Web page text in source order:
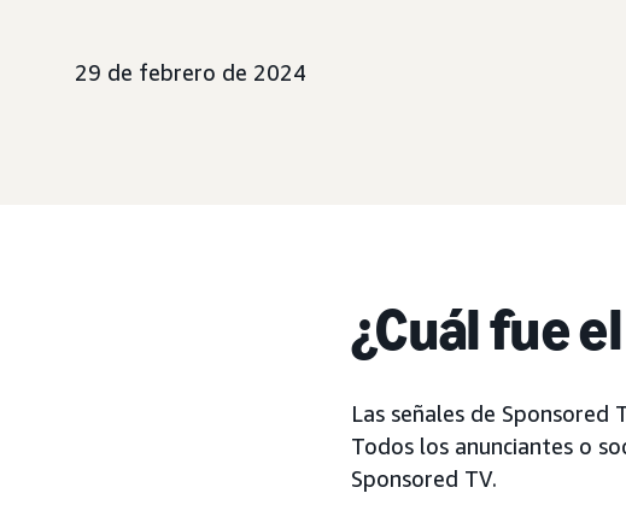
29 de febrero de 2024
¿Cuál fue
Las señales de Sponsored
Todos los anunciantes o
Sponsored TV.